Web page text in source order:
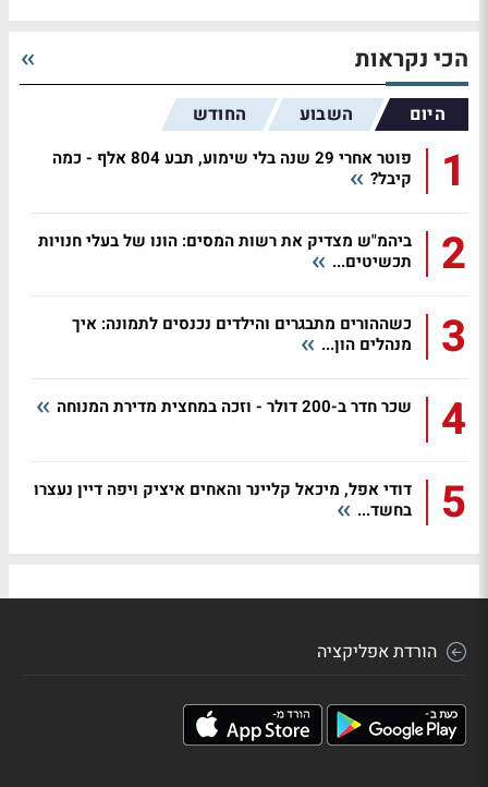
הכי נקראות
היום השבוע החודש
1
פוטר אחרי 29 שנה בלי שימוע, תבע 804 אלף - כמה
קיבל?
2
ביהמ"ש מצדיק את רשות המסים: הונו של בעלי חנויות
תכשיטים...
3
כשההורים מתבגרים והילדים נכנסים לתמונה: איך
מנהלים הון...
4 שכר חדר ב-200 דולר - וזכה במחצית מדירת המנוחה
5
דודי אפל, מיכאל קליינר והאחים איציק ויפה דיין נעצרו
בחשד...
הורדת אפליקציה